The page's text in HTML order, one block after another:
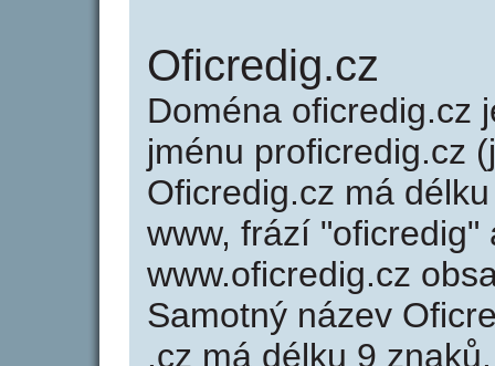
Oficredig.cz
Doména oficredig.cz
jménu proficredig.cz
Oficredig.cz má
www, frází
www.oficredig.cz
Samotný název
.cz má délku 9